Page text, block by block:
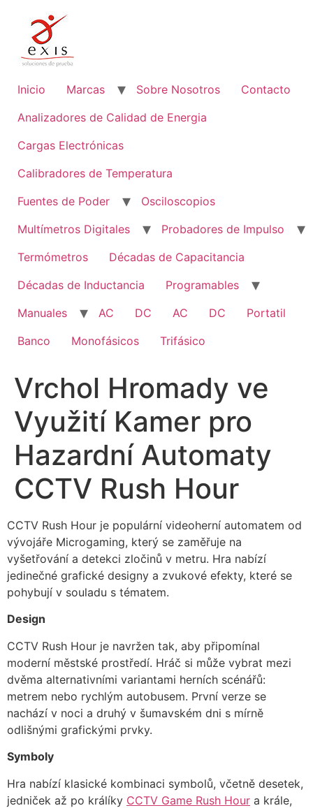
contenido
Inicio Marcas Sobre Nosotros
Contacto
Analizadores de Calidad de Energia
Cargas Electrónicas
Calibradores de Temperatura
Fuentes de Poder
Osciloscopios
Multímetros Digitales
Probadores de Impulso
Termómetros
Décadas de Capacitancia
Décadas de Inductancia
Programables
Manuales
AC DC AC DC
Portatil
Banco
Monofásicos Trifásico
Vrchol Hromady ve
Využití Kamer pro
Hazardní Automaty
CCTV Rush Hour
CCTV Rush Hour je populární videoherní automatem od
vývojáře Microgaming, který se zaměřuje na
vyšetřování a detekci zločinů v metru. Hra nabízí
jedinečné grafické designy a zvukové efekty, které se
pohybují v souladu s tématem.
Design
CCTV Rush Hour je navržen tak, aby připomínal
moderní městské prostředí. Hráč si může vybrat mezi
dvěma alternativními variantami herních scénářů:
metrem nebo rychlým autobusem. První verze se
nachází v noci a druhý v šumavském dni s mírně
odlišnými grafickými prvky.
Symboly
Hra nabízí klasické kombinaci symbolů, včetně desetek,
jedniček až po králíky CCTV Game Rush Hour a krále,